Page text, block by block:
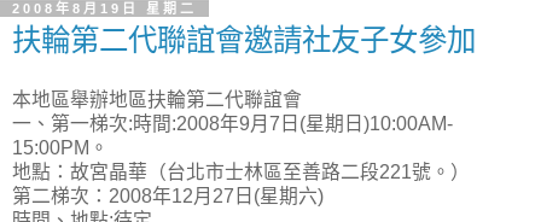
2008年8月19日 星期二
扶輪第二代聯誼會邀請社友子女參加
本地區舉辦地區扶輪第二代聯誼會
一、第一梯次:時間:2008年9月7日(星期日)10:00AM-
15:00PM。
地點：故宮晶華（台北市士林區至善路二段221號。）
第二梯次：2008年12月27日(星期六)